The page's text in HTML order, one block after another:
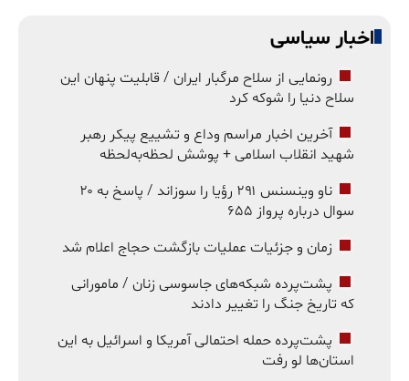
اخبار سیاسی
رونمایی از سلاح مرگبار ایران / قابلیت پنهان این
سلاح دنیا را شوکه کرد
آخرین اخبار مراسم وداع و تشییع پیکر رهبر
شهید انقلاب اسلامی + پوشش لحظه‌به‌لحظه
ناو وینسنس ۲۹۱ رؤیا را سوزاند / پاسخ به ۲۰
سوال درباره پرواز ۶۵۵
زمان و جزئیات عملیات بازگشت حجاج اعلام شد
پشت‌پرده شبکه‌های جاسوسی زنان / مامورانی
که تاریخ جنگ را تغییر دادند
پشت‌پرده حمله احتمالی آمریکا و اسرائیل به این
استان‌ها لو رفت